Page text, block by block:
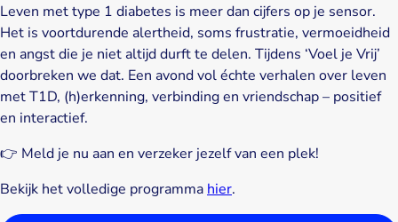
Leven met type 1 diabetes is meer dan cijfers op je sensor.
Het is voortdurende alertheid, soms frustratie, vermoeidheid
en angst die je niet altijd durft te delen. Tijdens ‘Voel je Vrij’
doorbreken we dat. Een avond vol échte verhalen over leven
met T1D, (h)erkenning, verbinding en vriendschap – positief
en interactief.
👉 Meld je nu aan en verzeker jezelf van een plek!
Bekijk het volledige programma hier.